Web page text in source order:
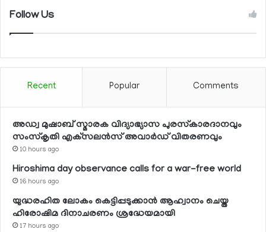
Follow Us
Recent Popular Comments
അഡ്വ മുഷാബ് സ്മാരക വിദ്യാഭ്യാസ പുരസ്‌കാരദാനവും
സംസ്‌കൃതി എക്‌സലന്‍സ് അവാര്‍ഡ് വിതരണവും
10 hours ago
Hiroshima day observance calls for a war-free world
16 hours ago
യുദ്ധരഹിത ലോകം കെട്ടിപ്പടുക്കാന്‍ ആഹ്വാനം ചെയ്ത
ഹിരോഷിമ ദിനാചരണം ശ്രദ്ധേയമായി
17 hours ago